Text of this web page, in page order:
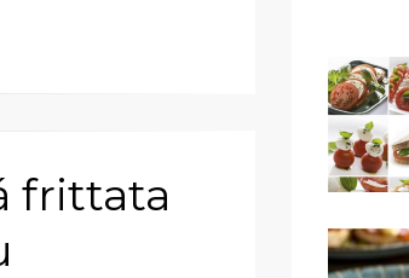
frittata